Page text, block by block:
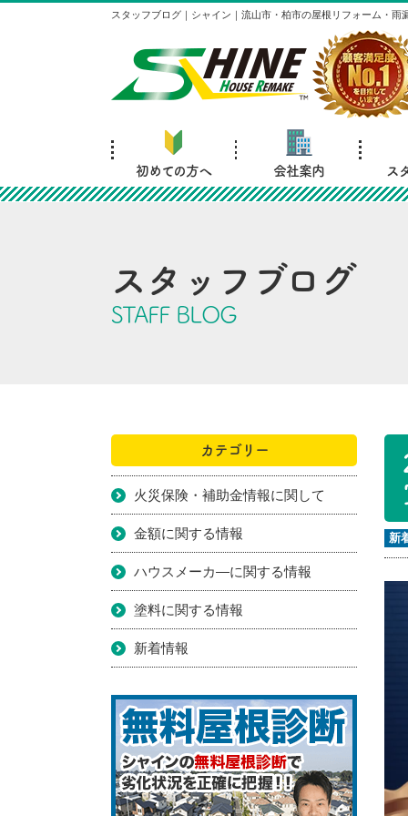
スタッフブログ｜シャイン｜流山市・柏市の屋根リフォーム・雨
初めての方へ 会社案内 ス
スタッフブログ
STAFF BLOG
新
カテゴリー
火災保険・補助金情報に関して
金額に関する情報
ハウスメーカ―に関する情報
塗料に関する情報
新着情報